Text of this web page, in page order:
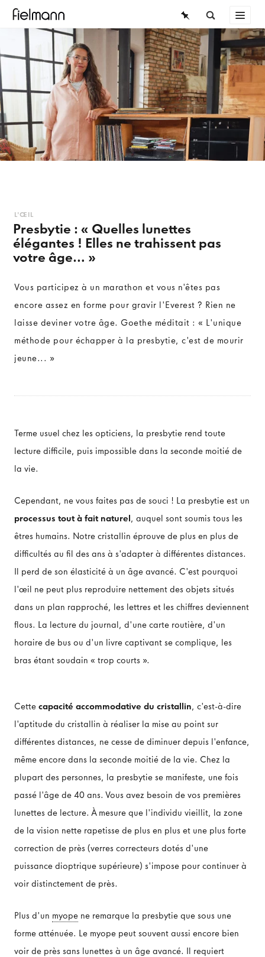
LUNETTES
LUNETTES DE SOLEIL
LENTILLES DE CONTACT
CONNAISSANCES
SERVICE
ÜBERSICHT
CONNAISSANCES
A PROPOS DES LUNETTES
Porter des lunettes
Lunettes tendance
Anatomie de l'œil
Fonctionnement de l'œil
L'ŒIL
Presbytie : « Quelles lunettes
élégantes ! Elles ne trahissent pas
votre âge… »
Vous participez à un marathon et vous n'êtes pas
encore assez en forme pour gravir l'Everest ? Rien ne
laisse deviner votre âge. Goethe méditait : « L'unique
méthode pour échapper à la presbytie, c'est de mourir
jeune... »
Terme usuel chez les opticiens, la presbytie rend toute
lecture difficile, puis impossible dans la seconde moitié de
la vie.
Cependant, ne vous faites pas de souci ! La presbytie est un
processus tout à fait naturel, auquel sont soumis tous les
êtres humains. Notre cristallin éprouve de plus en plus de
difficultés au fil des ans à s'adapter à différentes distances.
Il perd de son élasticité à un âge avancé. C'est pourquoi
l'œil ne peut plus reproduire nettement des objets situés
dans un plan rapproché, les lettres et les chiffres deviennent
flous. La lecture du journal, d'une carte routière, d'un
horaire de bus ou d'un livre captivant se complique, les
bras étant soudain « trop courts ».
Cette capacité accommodative du cristallin, c'est-à-dire
l'aptitude du cristallin à réaliser la mise au point sur
différentes distances, ne cesse de diminuer depuis l'enfance,
même encore dans la seconde moitié de la vie. Chez la
plupart des personnes, la presbytie se manifeste, une fois
passé l'âge de 40 ans. Vous avez besoin de vos premières
lunettes de lecture. À mesure que l'individu vieillit, la zone
de la vision nette rapetisse de plus en plus et une plus forte
correction de près (verres correcteurs dotés d'une
puissance dioptrique supérieure) s'impose pour continuer à
voir distinctement de près.
Plus d'un myope ne remarque la presbytie que sous une
forme atténuée. Le myope peut souvent aussi encore bien
voir de près sans lunettes à un âge avancé. Il requiert